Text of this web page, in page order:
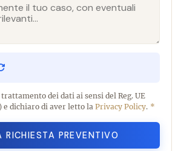
dei dati ai sensi del Reg. UE
e dichiaro di aver letto la Privacy Policy. *
RICHIESTA PREVENTIVO